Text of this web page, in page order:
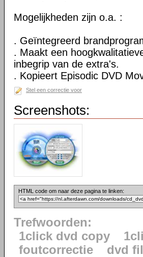
Mogelijkheden zijn o.a. :
. Geïntegreerd
. Maakt een
inbegrip van de extra's.
. Kopieert Episodic DVD
Stel een correctie voor
Screenshots:
HTML code om naar deze pagina te linken:
Trefwoorden:
1click dvd copy
foutcorrectie
dvd